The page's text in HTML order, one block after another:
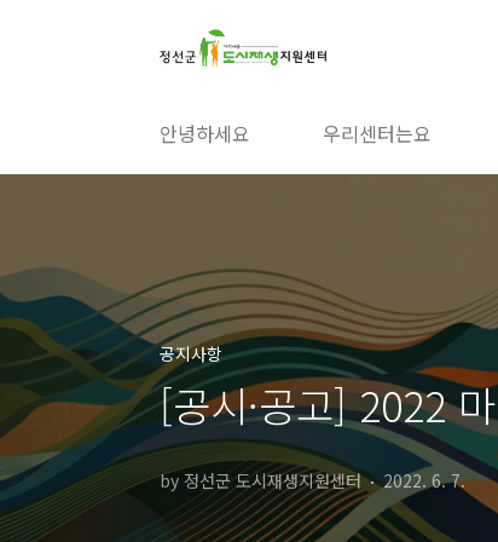
안녕하세요 우리센터는요
공지사항
[공시·공고] 2022
by 정선군 도시재생지원센터 2022. 6. 7.